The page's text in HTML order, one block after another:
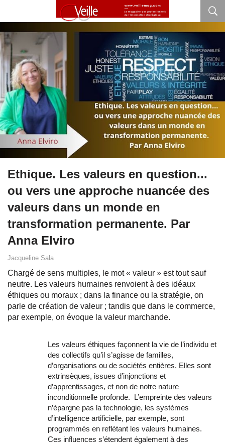
Ethique. Les valeurs en question...
ou vers une approche nuancée des
valeurs dans un monde en
transformation permanente. Par
Anna Elviro
Jacqueline Sala
Chargé de sens multiples, le mot « valeur » est tout sauf
neutre. Les valeurs humaines renvoient à des idéaux
éthiques ou moraux ; dans la finance ou la stratégie, on
parle de création de valeur ; tandis que dans le commerce,
par exemple, on évoque la valeur marchande.
Les valeurs éthiques façonnent la vie de l’individu et
des collectifs qu’il s’agisse de familles,
d’organisations ou de sociétés entières. Elles sont
extrinsèques, issues d’injonctions et
d’apprentissages, et non de notre nature
inconditionnelle profonde. L’empreinte des valeurs
n’épargne pas la technologie, les systèmes
d’intelligence artificielle, par exemple, sont
programmés en reflétant les valeurs humaines.
Ces influences s’étendent également à des